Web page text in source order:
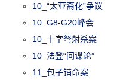
10_“太亚裔化”争议
10_G8-G20峰会
10_十字弩射杀案
10_法登“间谍论”
11_包子铺命案